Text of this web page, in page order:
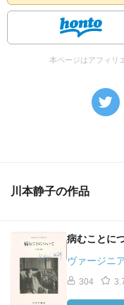
本ページはアフィリ
川本静子の作品
病むことに
ヴァージニ
304